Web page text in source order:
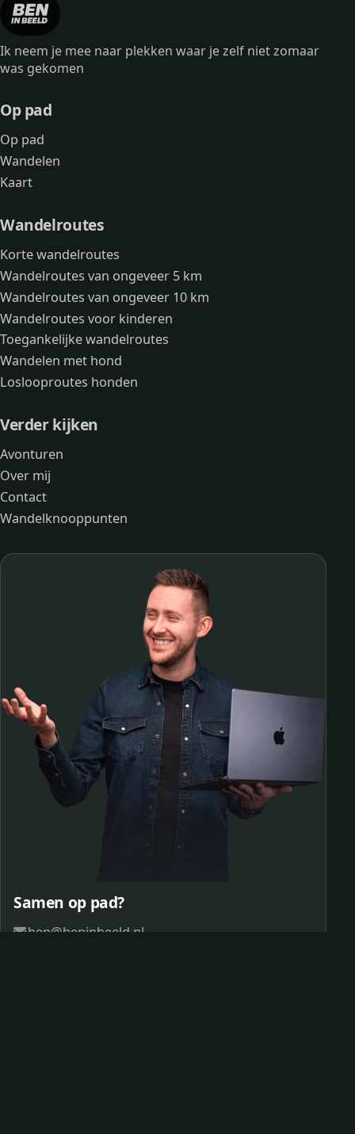
Ik neem je mee naar plekken waar je zelf niet zomaar
was gekomen
Op pad
Op pad
Wandelen
Kaart
Wandelroutes
Korte wandelroutes
Wandelroutes van ongeveer 5 km
Wandelroutes van ongeveer 10 km
Wandelroutes voor kinderen
Toegankelijke wandelroutes
Wandelen met hond
Loslooproutes honden
Verder kijken
Avonturen
Over mij
Contact
Wandelknooppunten
Samen op pad?
ben@beninbeeld.nl